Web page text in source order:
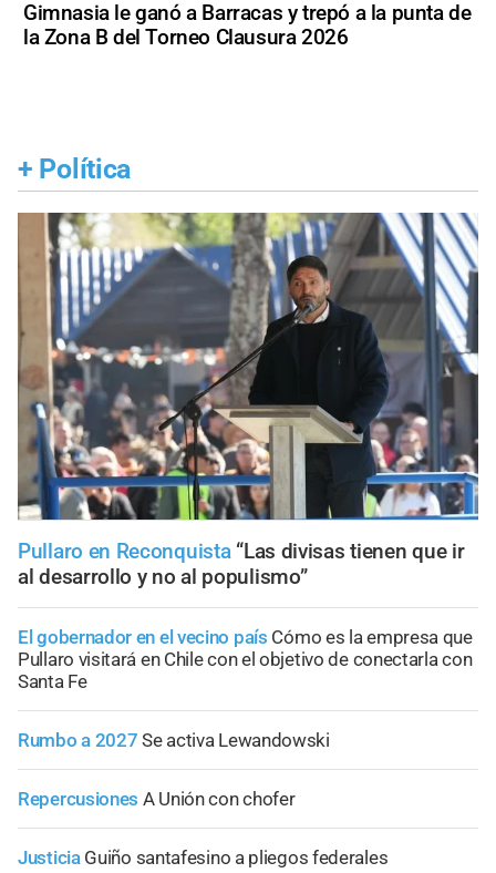
Gimnasia le ganó a Barracas y trepó a la punta de
la Zona B del Torneo Clausura 2026
+ Política
Pullaro en Reconquista “Las divisas tienen que ir
al desarrollo y no al populismo”
El gobernador en el vecino país Cómo es la empresa que
Pullaro visitará en Chile con el objetivo de conectarla con
Santa Fe
Rumbo a 2027 Se activa Lewandowski
Repercusiones A Unión con chofer
Justicia Guiño santafesino a pliegos federales